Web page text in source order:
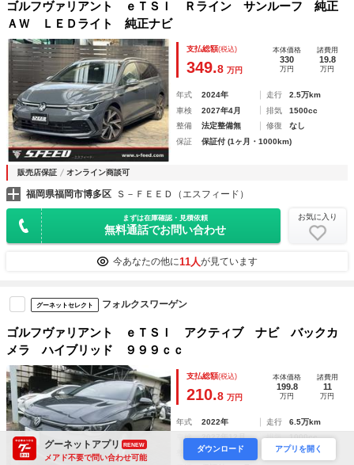
ゴルフヴァリアント ｅＴＳＩ Ｒライン サンルーフ 純正
ＡＷ ＬＥＤライト 純正ナビ
支払総額(税込)
349.8 万円
本体価格
330
万円
諸費用
19.8
万円
年式 2024年 走行
2.5万km
車検
2027年4月 排気
1500cc
整備
法定整備無 修復
なし
保証
保証付 (1ヶ月・1000km)
販売店保証 オンライン商談可
福岡県福岡市博多区 Ｓ－ＦＥＥＤ（エスフィード）
まずは在庫確認・見積依頼
無料通話でお問い合わせ
お気に入り
今あなたの他に11人が見ています
グーネットセレクト フォルクスワーゲン
ゴルフヴァリアント ｅＴＳＩ アクティブ ナビ バックカ
メラ ハイブリッド ９９９ｃｃ
支払総額(税込)
210.8 万円
本体価格
199.8
万円
諸費用
11
万円
年式 2022年 走行
6.5万km
車検
2027年12月 排気
1000cc
法定整備付 修復
なし
グーネットアプリ RENEW
メアド不要で問い合わせ可能
ダウンロード アプリを開く